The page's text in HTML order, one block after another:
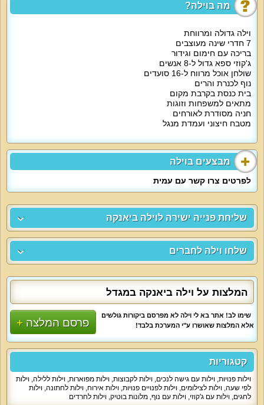
מה בוילה?
וילה גדולה ומרווחת
7 חדרי שינה מעוצבים
בריכה עם חימום וגידור
ג'קוזי ספא גדול ל-8 אנשים
שולחן אוכל מרווח ל-16 סועדים
נוף לכנרת והרים
בית כנסת בקרבת מקום
מתאים למשפחות וזוגות
חניה מסודרת לאורחים
מטבח חיצוני ועמדת מנגל
מבצעים בוילה
לפרטים צרו קשר עם עמית
שליחת פנייה ישירה לוילה ביאנקה
שלחו וילה לחברים
המלצות על וילה ביאנקה במגדל
פרסם המלצה
שימו לב! אתר בא לי וילה לא מפרסם ביקורות גולשים
אלא המלצות שאושרו ע"י המערכת בלבד!
קטגוריות
וילות פנויות, וילות עם גישה לנכים, וילות לקבוצות, וילות מפוארות, וילות ללילה, וילות
לפי שעה, וילות לצילומים, וילות לפנויים פנויות, וילות אירוח, וילות לחתונה, וילות
לחגים, וילות עם ג'קוזי, וילות עם נוף, מלונות בוטיק, וילות לחרדים